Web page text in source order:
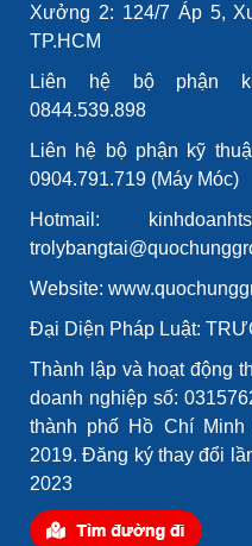
Xưởng 2: 124/7 Áp 5,
TP.HCM
Liên hệ bộ phận
0844.539.898
Liên hệ bộ phận kỹ
0904.791.719 (Máy Móc)
Hotmail:
Website:
Đại Diện Pháp Luật:
Thành lập và hoạt động
doanh nghiệp số:
thành phố Hồ Chí
2019. Đăng ký thay đổi
2023